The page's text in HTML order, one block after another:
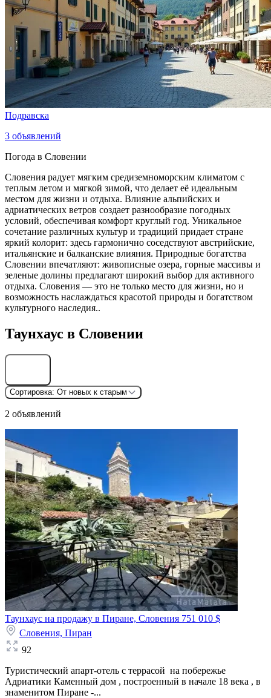
Подравска
3 объявлений
Погода в Словении
Словения радует мягким средиземноморским климатом с
теплым летом и мягкой зимой, что делает её идеальным
местом для жизни и отдыха. Влияние альпийских и
адриатических ветров создает разнообразие погодных
условий, обеспечивая комфорт круглый год. Уникальное
сочетание различных культур и традиций придает стране
яркий колорит: здесь гармонично соседствуют австрийские,
итальянские и балканские влияния. Природные богатства
Словении впечатляют: живописные озера, горные массивы и
зеленые долины предлагают широкий выбор для активного
отдыха. Словения — это не только место для жизни, но и
возможность наслаждаться красотой природы и богатством
культурного наследия..
Таунхаус в Словении
Сортировка: От новых к старым
2 объявлений
Таунхаус на продажу в Пиране, Словения 751 010 $
Словения, Пиран
92
Туристический апарт-отель с террасой на побережье
Адриатики Каменный дом , построенный в начале 18 века , в
знаменитом Пиране -...